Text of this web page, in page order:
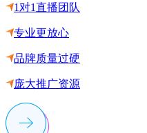
1对1直播团队
专业更放心
品牌质量过硬
庞大推广资源